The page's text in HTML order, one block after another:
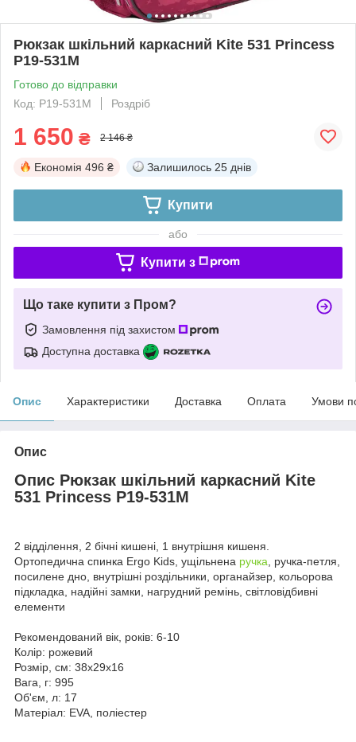
Рюкзак шкільний каркасний Kite 531 Princess
P19-531M
Готово до відправки
Код: P19-531M
Роздріб
1 650 ₴ 2 146 ₴
Економія 496 ₴ Залишилось 25 днів
Купити
або
Купити з
Що таке купити з Пром?
Замовлення під захистом
Доступна доставка
Опис Характеристики Доставка Оплата Умови
Опис
Опис Рюкзак шкільний каркасний Kite
531 Princess P19-531M
2 відділення, 2 бічні кишені, 1 внутрішня кишеня.
Ортопедична спинка Ergo Kids, ущільнена ручка, ручка-петля,
посилене дно, внутрішні роздільники, органайзер, кольорова
підкладка, надійні замки, нагрудний ремінь, світловідбивні
елементи
Рекомендований вік, років: 6-10
Колір: рожевий
Розмір, см: 38x29x16
Вага, г: 995
Об'єм, л: 17
Матеріал: EVA, поліестер